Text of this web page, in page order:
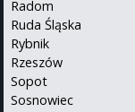
Radom
Ruda Śląska
Rybnik
Rzeszów
Sopot
Sosnowiec